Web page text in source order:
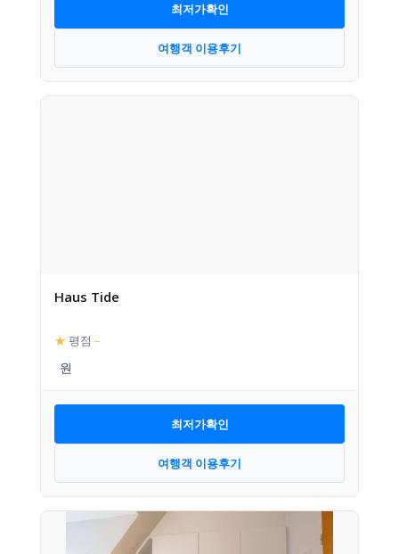
최저가확인
여행객 이용후기
Haus Tide
★ 평점 –
최저가확인
여행객 이용후기